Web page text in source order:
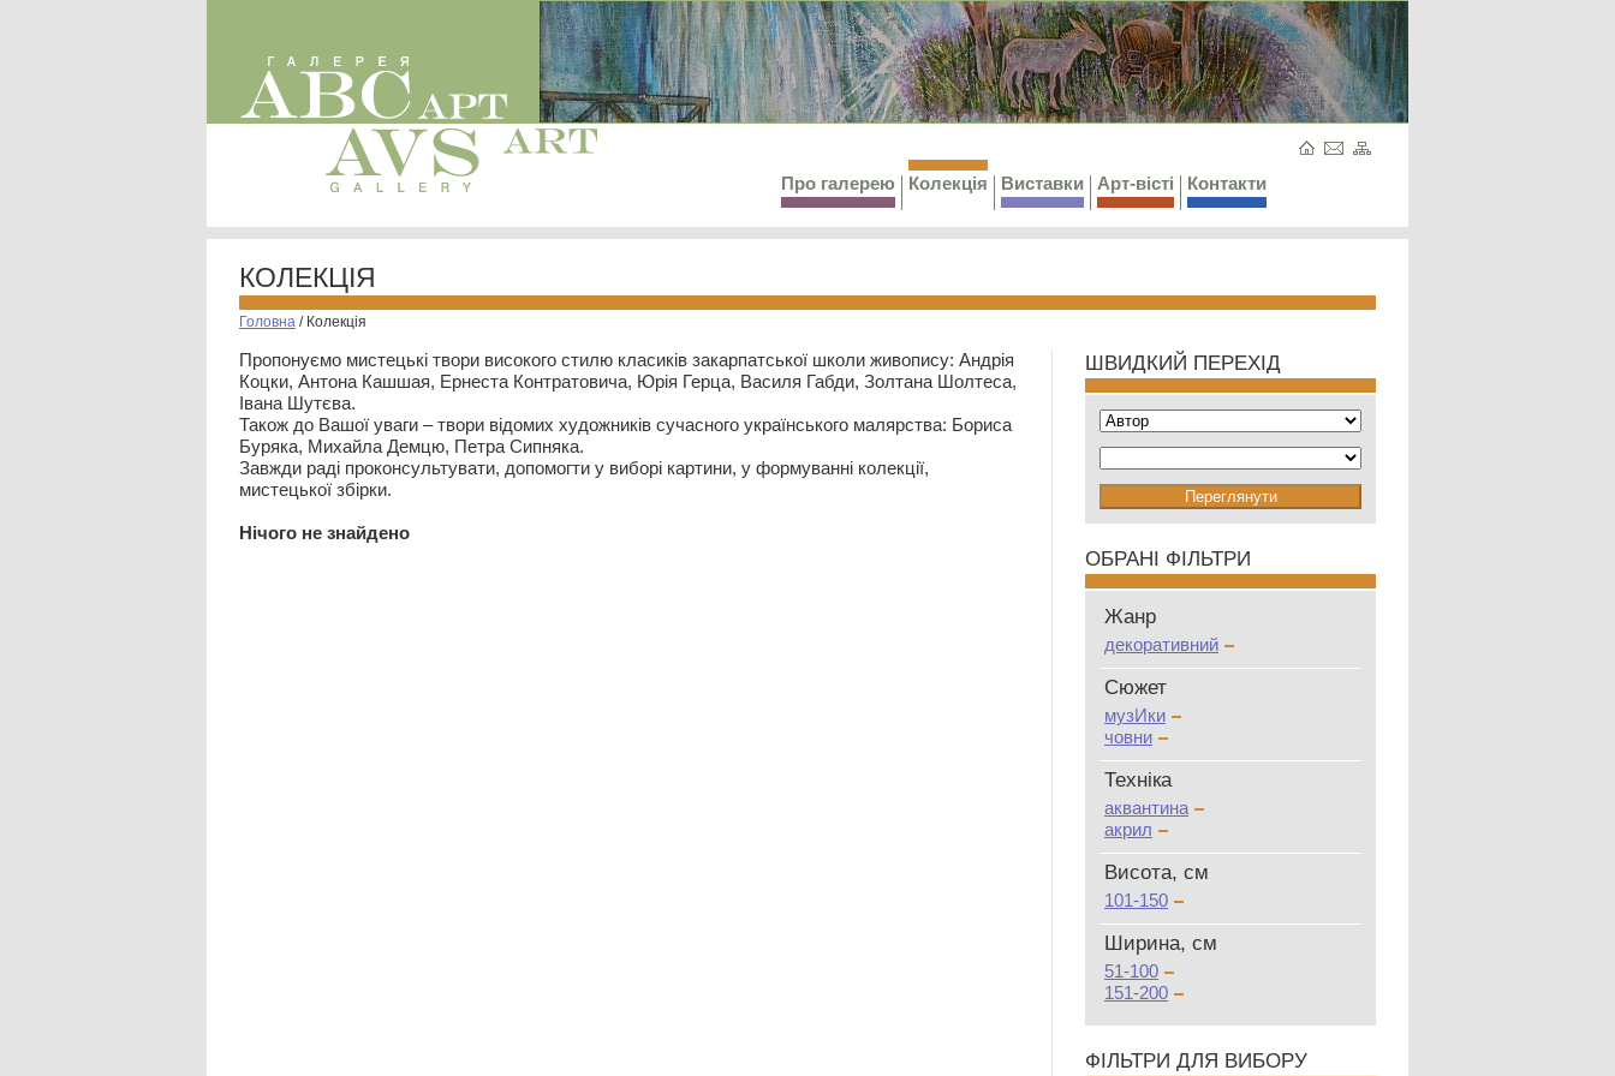
Про галерею Колекція Виставки Арт-вісті Контакти
КОЛЕКЦІЯ
Головна / Колекція
Пропонуємо мистецькі твори високого стилю класиків закарпатської школи живопису: Андрія
Коцки, Антона Кашшая, Ернеста Контратовича, Юрія Герца, Василя Габди, Золтана Шолтеса,
Івана Шутєва.
Також до Вашої уваги – твори відомих художників сучасного українського малярства: Бориса
Буряка, Михайла Демцю, Петра Сипняка.
Завжди раді проконсультувати, допомогти у виборі картини, у формуванні колекції,
мистецької збірки.
Нiчого не знайдено
ШВИДКИЙ ПЕРЕХІД
ОБРАНІ ФІЛЬТРИ
Жанр
декоративний
Сюжет
музИки
човни
Техніка
аквантина
акрил
Висота, см
101-150
Ширина, см
51-100
151-200
ФІЛЬТРИ ДЛЯ ВИБОРУ